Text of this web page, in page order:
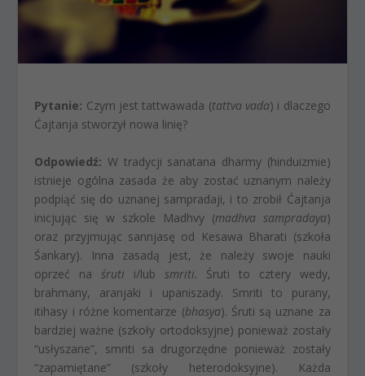
Pytanie: Czym jest tattwawada (tattva vada) i dlaczego
Ćajtanja stworzył nowa linię?
Odpowiedź: W tradycji sanatana dharmy (hinduizmie)
istnieje ogólna zasada że aby zostać uznanym należy
podpiąć się do uznanej sampradaji, i to zrobił Ćajtanja
inicjując się w szkole Madhvy (madhva sampradaya)
oraz przyjmując sannjasę od Kesawa Bharati (szkoła
Śankary). Inna zasadą jest, że należy swoje nauki
oprzeć na śrutii/lub smriti. Śruti to cztery wedy,
brahmany, aranjaki i upaniszady. Smriti to purany,
itihasy i różne komentarze (bhasya). Śruti są uznane za
bardziej ważne (szkoły ortodoksyjne) ponieważ zostały
“usłyszane”, smriti sa drugorzędne ponieważ zostały
“zapamiętane” (szkoły heterodoksyjne). Każda